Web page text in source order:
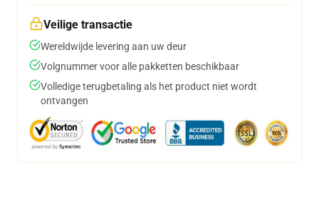
Veilige transactie
Wereldwijde levering aan uw deur
Volgnummer voor alle pakketten beschikbaar
Volledige terugbetaling als het product niet wordt
ontvangen